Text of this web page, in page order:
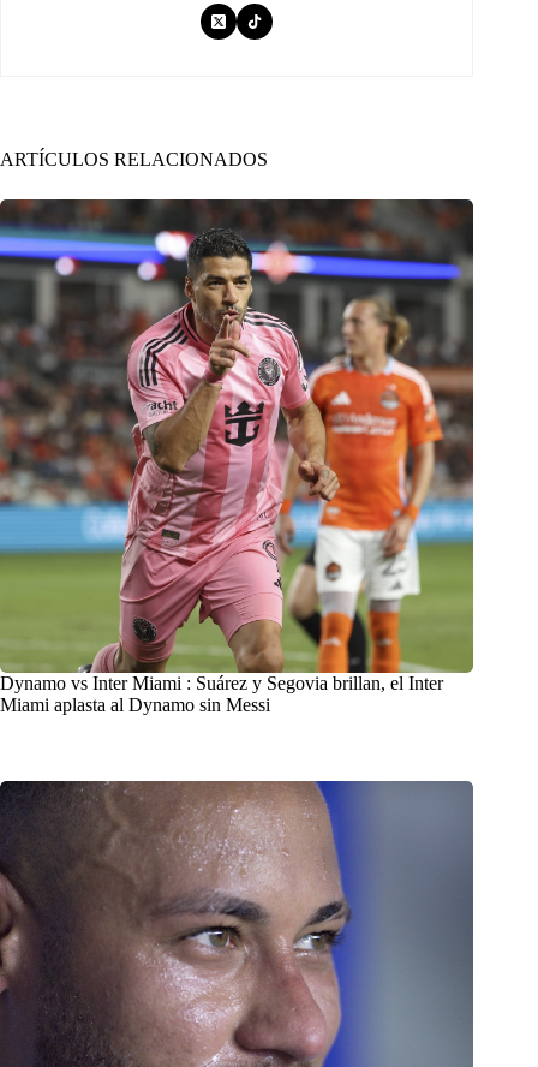
ARTÍCULOS RELACIONADOS
Dynamo vs Inter Miami : Suárez y Segovia brillan, el Inter
Miami aplasta al Dynamo sin Messi